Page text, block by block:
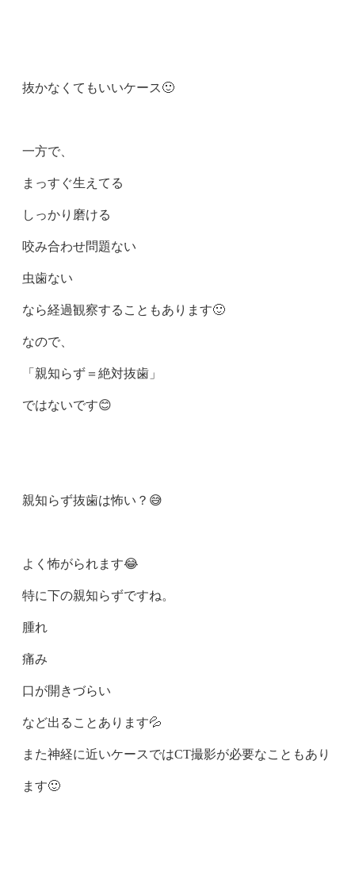
抜かなくてもいいケース🙂
一方で、
まっすぐ生えてる
しっかり磨ける
咬み合わせ問題ない
虫歯ない
なら経過観察することもあります🙂
なので、
「親知らず＝絶対抜歯」
ではないです😊
親知らず抜歯は怖い？😅
よく怖がられます😂
特に下の親知らずですね。
腫れ
痛み
口が開きづらい
など出ることあります💦
また神経に近いケースではCT撮影が必要なこともあり
ます🙂